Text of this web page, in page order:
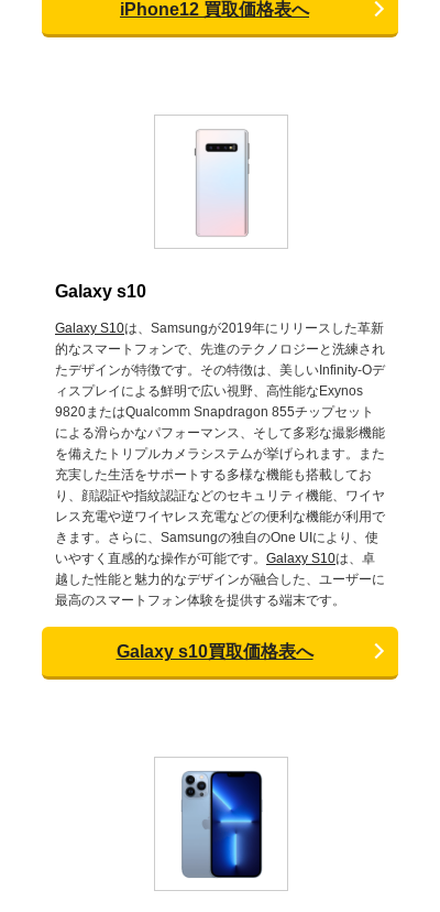
iPhone12 買取価格表へ
Galaxy s10
Galaxy S10は、Samsungが2019年にリリースした革新
的なスマートフォンで、先進のテクノロジーと洗練され
たデザインが特徴です。その特徴は、美しいInfinity-Oデ
ィスプレイによる鮮明で広い視野、高性能なExynos
9820またはQualcomm Snapdragon 855チップセット
による滑らかなパフォーマンス、そして多彩な撮影機能
を備えたトリプルカメラシステムが挙げられます。また
充実した生活をサポートする多様な機能も搭載してお
り、顔認証や指紋認証などのセキュリティ機能、ワイヤ
レス充電や逆ワイヤレス充電などの便利な機能が利用で
きます。さらに、Samsungの独自のOne UIにより、使
いやすく直感的な操作が可能です。 Galaxy S10は、卓
越した性能と魅力的なデザインが融合した、ユーザーに
最高のスマートフォン体験を提供する端末です。
Galaxy s10買取価格表へ